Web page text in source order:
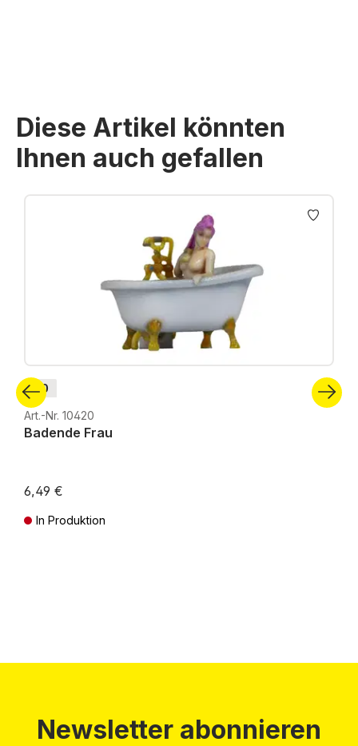
Diese Artikel könnten
Ihnen auch gefallen
Produktgalerie überspringen
H0
Art.-Nr. 10420
Badende Frau
6,49 €
In Produktion
Newsletter abonnieren